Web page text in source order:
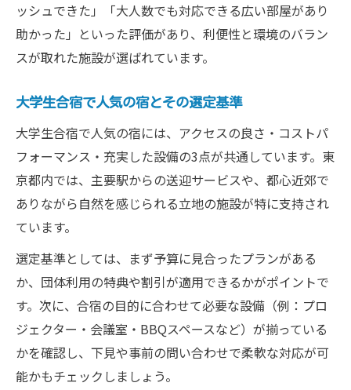
ッシュできた」「大人数でも対応できる広い部屋があり
助かった」といった評価があり、利便性と環境のバラン
スが取れた施設が選ばれています。
大学生合宿で人気の宿とその選定基準
大学生合宿で人気の宿には、アクセスの良さ・コストパ
フォーマンス・充実した設備の3点が共通しています。東
京都内では、主要駅からの送迎サービスや、都心近郊で
ありながら自然を感じられる立地の施設が特に支持され
ています。
選定基準としては、まず予算に見合ったプランがある
か、団体利用の特典や割引が適用できるかがポイントで
す。次に、合宿の目的に合わせて必要な設備（例：プロ
ジェクター・会議室・BBQスペースなど）が揃っている
かを確認し、下見や事前の問い合わせで柔軟な対応が可
能かもチェックしましょう。